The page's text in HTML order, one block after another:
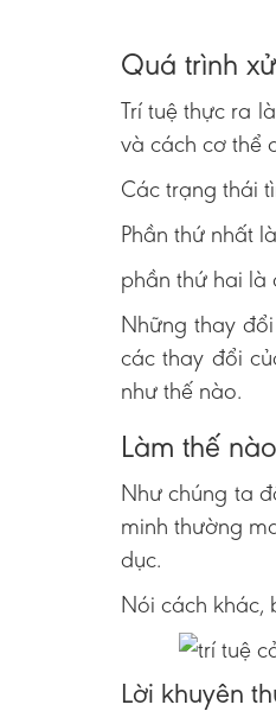
Quá trình
Trí tuệ thực ra
và cách cơ thể
Các trạng thái
Phần thứ nhất
phần thứ hai là
Những thay
các thay đổi
như thế nào.
Làm thế
Như chúng ta
minh thường
dục.
Nói cách khác,
Lời khuyên